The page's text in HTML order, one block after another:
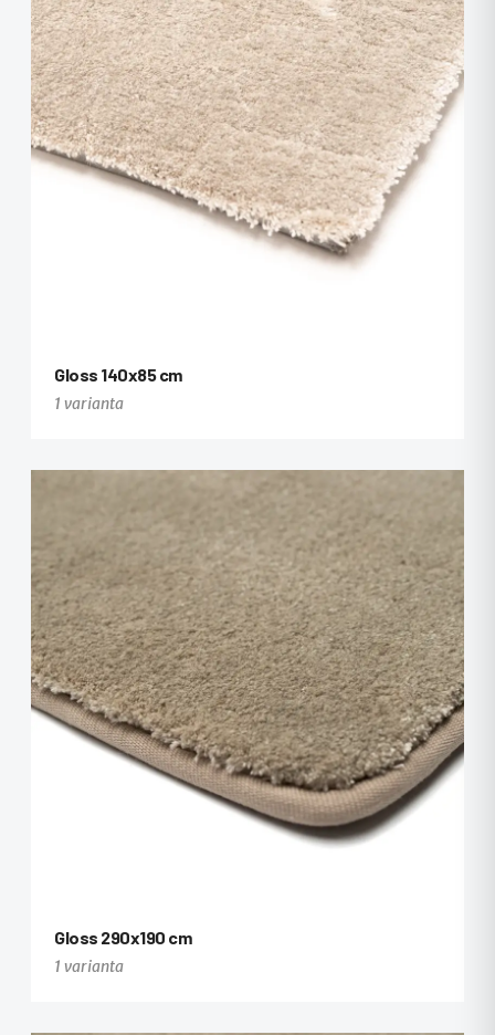
Gloss 140x85 cm
1 varianta
Gloss 290x190 cm
1 varianta